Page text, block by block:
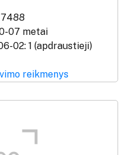
07 metai
02: 1 (apdraustieji)
reikmenys